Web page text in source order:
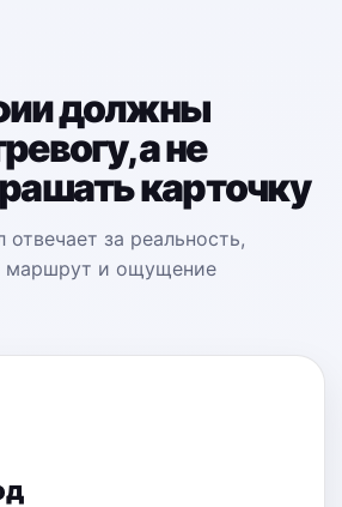
должны
а не
карточку
за реальность,
маршрут и ощущение